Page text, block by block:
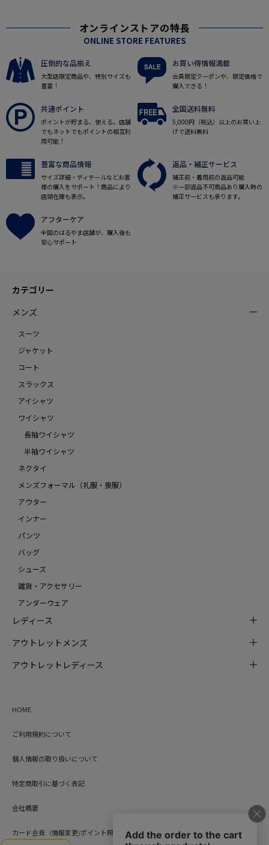
オンラインストアの特長
ONLINE STORE FEATURES
圧倒的な品揃え
大型店限定商品や、特別サイズも
豊富！
お買い得情報満載
会員限定クーポンや、限定価格で
購入できる！
共通ポイント
ポイントが貯まる、使える。店舗
でもネットでもポイントの相互利
用可能！
全国送料無料
5,000円（税込）以上のお買い上
げで送料無料
豊富な商品情報
サイズ詳細・ディテールなどお客
様の購入をサポート！商品により
店頭在庫も表示。
返品・補正サービス
補正前・着用前の返品可能
※一部返品不可商品あり購入時の
補正サービスも承ります。
アフターケア
全国のはるやま店舗が、購入後も
安心サポート
カテゴリー
メンズ
スーツ
ジャケット
コート
スラックス
アイシャツ
ワイシャツ
長袖ワイシャツ
半袖ワイシャツ
ネクタイ
メンズフォーマル（礼服・喪服）
アウター
インナー
パンツ
バッグ
シューズ
雑貨・アクセサリー
アンダーウェア
レディース
アウトレットメンズ
アウトレットレディース
HOME
ご利用規約について
個人情報の取り扱いについて
特定商取引に基づく表記
会社概要
カード会員（情報変更/ポイント照会）